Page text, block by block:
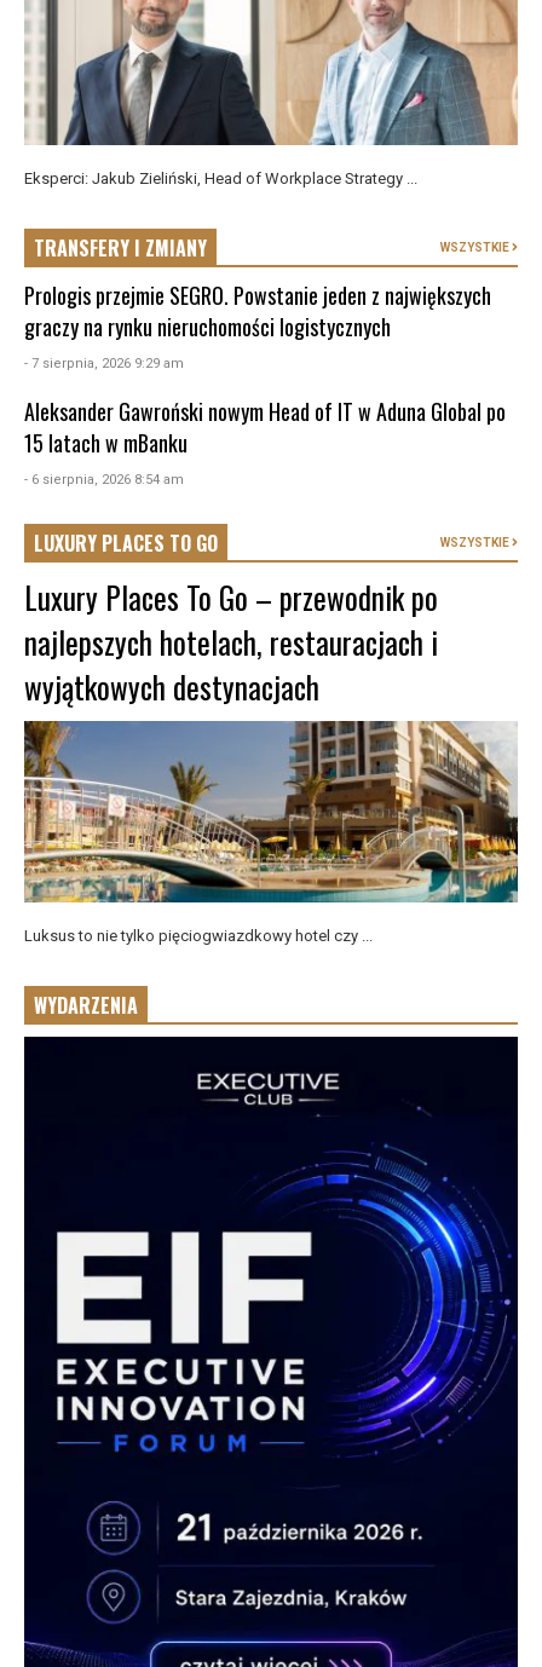
Eksperci: Jakub Zieliński, Head of Workplace Strategy ...
TRANSFERY I ZMIANY WSZYSTKIE
Prologis przejmie SEGRO. Powstanie jeden z największych
graczy na rynku nieruchomości logistycznych
- 7 sierpnia, 2026 9:29 am
Aleksander Gawroński nowym Head of IT w Aduna Global po
15 latach w mBanku
- 6 sierpnia, 2026 8:54 am
LUXURY PLACES TO GO WSZYSTKIE
Luxury Places To Go – przewodnik po
najlepszych hotelach, restauracjach i
wyjątkowych destynacjach
Luksus to nie tylko pięciogwiazdkowy hotel czy ...
WYDARZENIA